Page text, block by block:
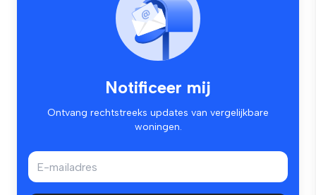
Notificeer mij
Ontvang rechtstreeks updates van vergelijkbare
woningen.